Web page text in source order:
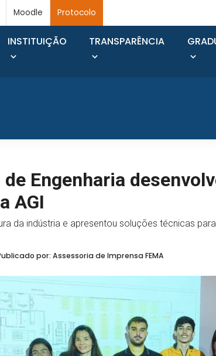
Moodle Protocolo
INSTITUIÇÃO TRANSPARÊNCIA
Engenharia
AGI
da indústria e apresentou soluções técnicas
por: Assessoria de Imprensa FEMA